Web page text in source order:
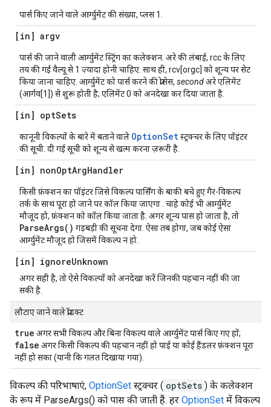
पार्स किए जाने वाले आर्ग्युमेंट की संख्या, प्लस 1.
[in] argv
पार्स की जाने वाली आर्ग्युमेंट स्ट्रिंग का कलेक्शन. अरे की लंबाई, rcc के लिए
तय की गई वैल्यू से 1 ज़्यादा होनी चाहिए. साथ ही, rcv[orgc] को शून्य पर सेट
किया जाना चाहिए. आर्ग्युमेंट को पार्स करने की प्रोसेस, secondअरे एलिमेंट
(आर्गव[1]) से शुरू होती है; एलिमेंट 0 को अनदेखा कर दिया जाता है.
[in] optSets
कानूनी विकल्पों के बारे में बताने वाले OptionSetस्ट्रक्चर के लिए पॉइंटर
की सूची. दी गई सूची को शून्य से खत्म करना ज़रूरी है.
[in] nonOptArgHandler
किसी फ़ंक्शन का पॉइंटर जिसे विकल्प पार्सिंग के बाकी बचे हुए गैर-विकल्प
तर्क के साथ पूरा हो जाने पर कॉल किया जाएगा . चाहे कोई भी आर्ग्युमेंट
मौजूद हो, फ़ंक्शन को कॉल किया जाता है. अगर शून्य पास हो जाता है, तो
ParseArgs() गड़बड़ी की सूचना देगा. ऐसा तब होगा, जब कोई ऐसा
आर्ग्युमेंट मौजूद हो जिसमें विकल्प न हो.
[in] ignoreUnknown
अगर सही है, तो ऐसे विकल्पों को अनदेखा करें जिनकी पहचान नहीं की जा
सकी है.
लौटाए जाने वाले प्रॉडक्ट
true अगर सभी विकल्प और बिना विकल्प वाले आर्ग्युमेंट पार्स किए गए हों;
false अगर किसी विकल्प की पहचान नहीं हो पाई या कोई हैंडलर फ़ंक्शन पूरा
नहीं हो सका (यानी कि गलत दिखाया गया).
विकल्प की परिभाषाएं, OptionSet स्ट्रक्चर ( optSets ) के कलेक्शन
के रूप में ParseArgs() को पास की जाती हैं. हर OptionSet में विकल्प